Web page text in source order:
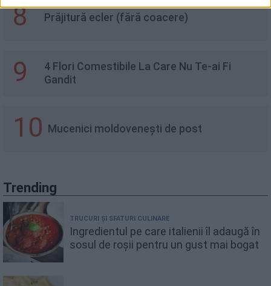
8 Prăjitură ecler (fără coacere)
9
4 Flori Comestibile La Care Nu Te-ai Fi
Gandit
10 Mucenici moldovenești de post
Trending
TRUCURI ȘI SFATURI CULINARE
Ingredientul pe care italienii îl adaugă în
sosul de roșii pentru un gust mai bogat